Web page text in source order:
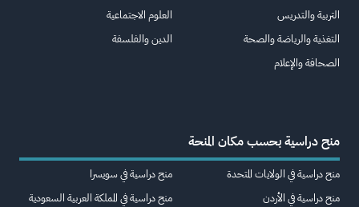
التربية والتدريس
التغذية والرياضة والصحة
الصحافة والإعلام
العلوم الاجتماعية
الدين والفلسفة
منح دراسية بحسب مكان المنحة
منح دراسية في الولايات المتحدة
منح دراسية في الأردن
منح دراسية في سويسرا
منح دراسية في المملكة العربية السعودية